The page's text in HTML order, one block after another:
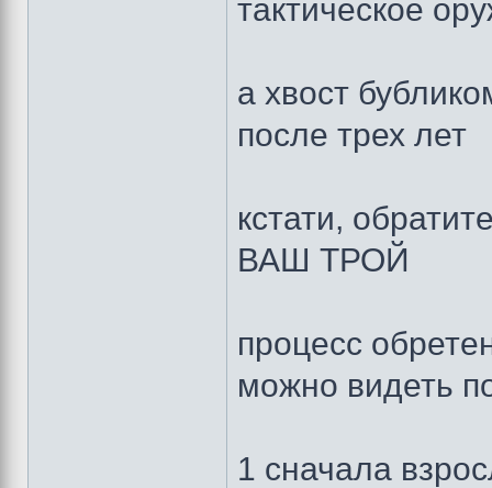
тактическое
а хвост
после трех лет
кстати,
ВАШ ТРОЙ
процесс
можно видеть
1 сначала